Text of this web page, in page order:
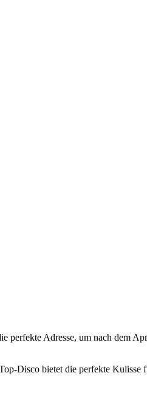
Adresse, um nach dem
Disco bietet die perfekte